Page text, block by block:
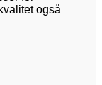
også